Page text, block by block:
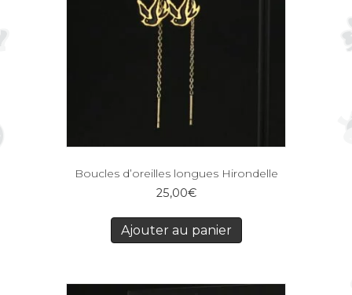
Boucles d’oreilles longues Hirondelle
25,00€
Ajouter au panier